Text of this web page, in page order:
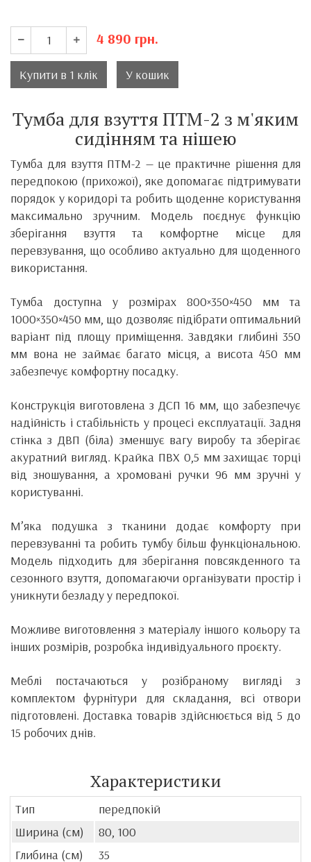
4 890 грн.
Купити в 1 клік У кошик
Тумба для взуття ПТМ-2 з м'яким
сидінням та нішею
Тумба для взуття ПТМ-2 — це практичне рішення для
передпокою (прихожої), яке допомагає підтримувати
порядок у коридорі та робить щоденне користування
максимально зручним. Модель поєднує функцію
зберігання взуття та комфортне місце для
перевзування, що особливо актуально для щоденного
використання.
Тумба доступна у розмірах 800×350×450 мм та
1000×350×450 мм, що дозволяє підібрати оптимальний
варіант під площу приміщення. Завдяки глибині 350
мм вона не займає багато місця, а висота 450 мм
забезпечує комфортну посадку.
Конструкція виготовлена з ДСП 16 мм, що забезпечує
надійність і стабільність у процесі експлуатації. Задня
стінка з ДВП (біла) зменшує вагу виробу та зберігає
акуратний вигляд. Крайка ПВХ 0,5 мм захищає торці
від зношування, а хромовані ручки 96 мм зручні у
користуванні.
М’яка подушка з тканини додає комфорту при
перевзуванні та робить тумбу більш функціональною.
Модель підходить для зберігання повсякденного та
сезонного взуття, допомагаючи організувати простір і
уникнути безладу у передпокої.
Можливе виготовлення з матеріалу іншого кольору та
інших розмірів, розробка індивідуального проєкту.
Меблі постачаються у розібраному вигляді з
комплектом фурнітури для складання, всі отвори
підготовлені. Доставка товарів здійснюється від 5 до
15 робочих днів.
Характеристики
Тип
передпокій
Ширина (см)
80, 100
Глибина (см)
35